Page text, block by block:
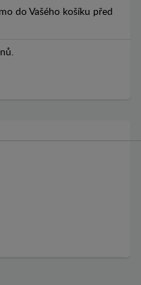
do Vašého košíku před